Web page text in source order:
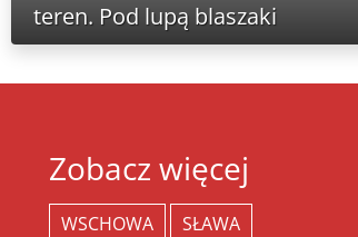
teren. Pod lupą blaszaki
Zobacz więcej
WSCHOWA
SŁAWA